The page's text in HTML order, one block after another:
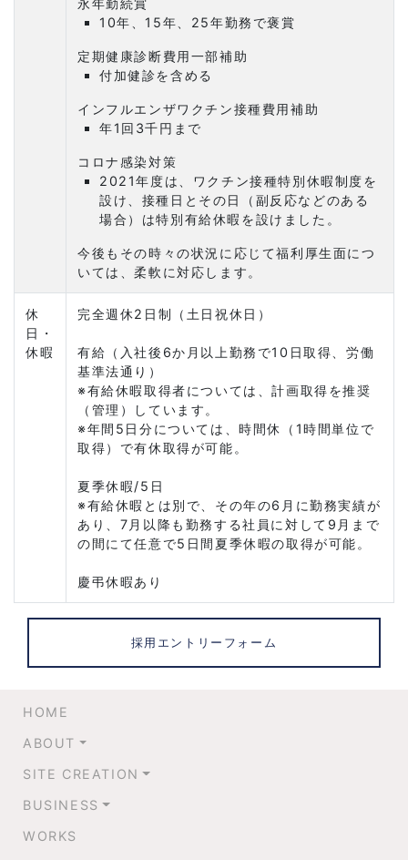
永年勤続賞
10年、15年、25年勤務で褒賞
定期健康診断費用一部補助
付加健診を含める
インフルエンザワクチン接種費用補助
年1回3千円まで
コロナ感染対策
2021年度は、ワクチン接種特別休暇制度を
設け、接種日とその日（副反応などのある
場合）は特別有給休暇を設けました。
今後もその時々の状況に応じて福利厚生面につ
いては、柔軟に対応します。
休
日・
休暇
完全週休2日制（土日祝休日）
有給（入社後6か月以上勤務で10日取得、労働
基準法通り）
※有給休暇取得者については、計画取得を推奨
（管理）しています。
※年間5日分については、時間休（1時間単位で
取得）で有休取得が可能。
夏季休暇/5日
※有給休暇とは別で、その年の6月に勤務実績が
あり、7月以降も勤務する社員に対して9月まで
の間にて任意で5日間夏季休暇の取得が可能。
慶弔休暇あり
採用エントリーフォーム
HOME
ABOUT
SITE CREATION
BUSINESS
WORKS